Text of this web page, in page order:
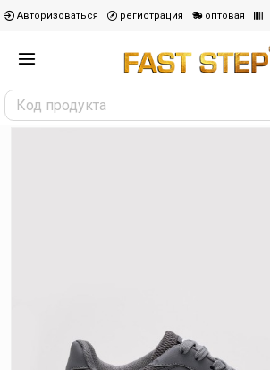
Авторизоваться регистрация оптовая